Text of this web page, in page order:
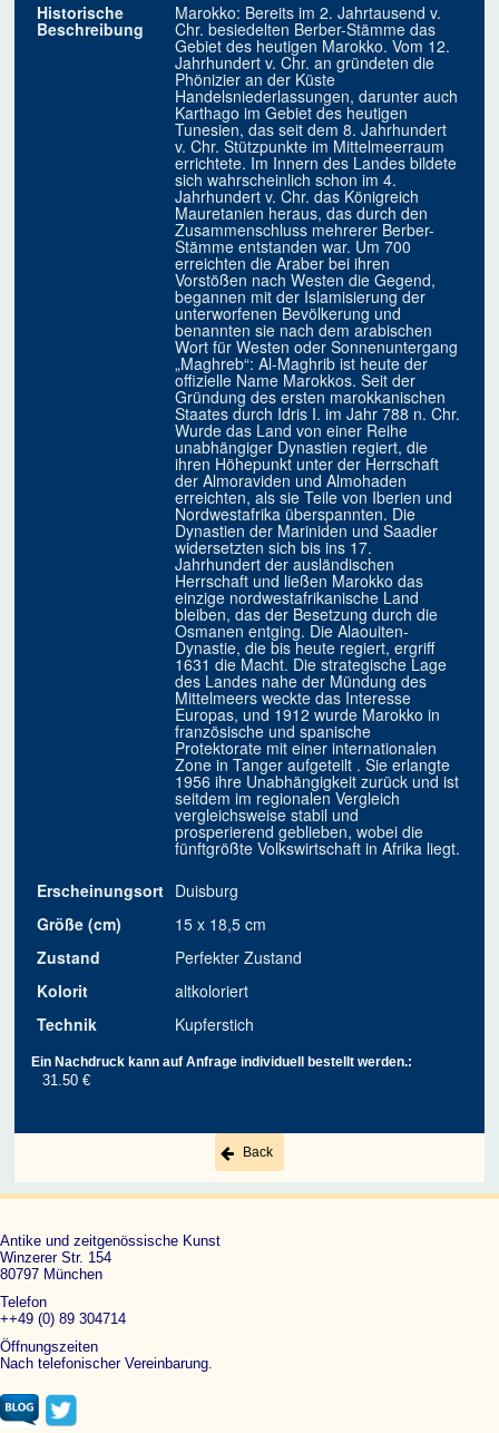
Historische
Beschreibung
Marokko: Bereits im 2. Jahrtausend v.
Chr. besiedelten Berber-Stämme das
Gebiet des heutigen Marokko. Vom 12.
Jahrhundert v. Chr. an gründeten die
Phönizier an der Küste
Handelsniederlassungen, darunter auch
Karthago im Gebiet des heutigen
Tunesien, das seit dem 8. Jahrhundert
v. Chr. Stützpunkte im Mittelmeerraum
errichtete. Im Innern des Landes bildete
sich wahrscheinlich schon im 4.
Jahrhundert v. Chr. das Königreich
Mauretanien heraus, das durch den
Zusammenschluss mehrerer Berber-
Stämme entstanden war. Um 700
erreichten die Araber bei ihren
Vorstößen nach Westen die Gegend,
begannen mit der Islamisierung der
unterworfenen Bevölkerung und
benannten sie nach dem arabischen
Wort für Westen oder Sonnenuntergang
„Maghreb“: Al-Maghrib ist heute der
offizielle Name Marokkos. Seit der
Gründung des ersten marokkanischen
Staates durch Idris I. im Jahr 788 n. Chr.
Wurde das Land von einer Reihe
unabhängiger Dynastien regiert, die
ihren Höhepunkt unter der Herrschaft
der Almoraviden und Almohaden
erreichten, als sie Teile von Iberien und
Nordwestafrika überspannten. Die
Dynastien der Mariniden und Saadier
widersetzten sich bis ins 17.
Jahrhundert der ausländischen
Herrschaft und ließen Marokko das
einzige nordwestafrikanische Land
bleiben, das der Besetzung durch die
Osmanen entging. Die Alaouiten-
Dynastie, die bis heute regiert, ergriff
1631 die Macht. Die strategische Lage
des Landes nahe der Mündung des
Mittelmeers weckte das Interesse
Europas, und 1912 wurde Marokko in
französische und spanische
Protektorate mit einer internationalen
Zone in Tanger aufgeteilt . Sie erlangte
1956 ihre Unabhängigkeit zurück und ist
seitdem im regionalen Vergleich
vergleichsweise stabil und
prosperierend geblieben, wobei die
fünftgrößte Volkswirtschaft in Afrika liegt.
Erscheinungsort Duisburg
Größe (cm)
15 x 18,5 cm
Zustand
Perfekter Zustand
Kolorit
altkoloriert
Technik
Kupferstich
Ein Nachdruck kann auf Anfrage individuell bestellt werden.:
31.50 €
Back
Antike und zeitgenössische Kunst
Winzerer Str. 154
80797 München
Telefon
++49 (0) 89 304714
Öffnungszeiten
Nach telefonischer Vereinbarung.